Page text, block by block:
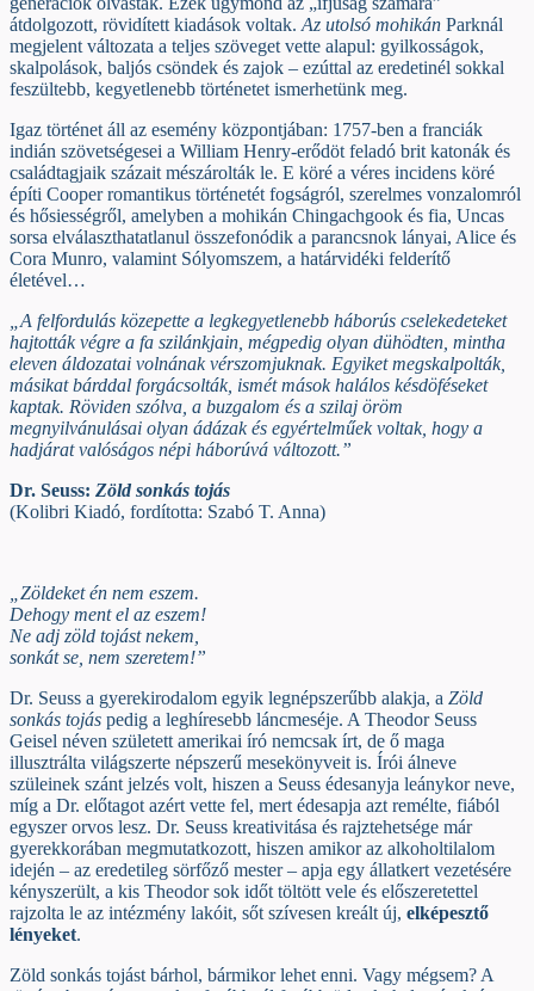
átdolgozott, rövidített kiadások voltak. Az utolsó mohikán Parknál
megjelent változata a teljes szöveget vette alapul: gyilkosságok,
skalpolások, baljós csöndek és zajok – ezúttal az eredetinél sokkal
feszültebb, kegyetlenebb történetet ismerhetünk meg.
Igaz történet áll az esemény központjában: 1757-ben a franciák
indián szövetségesei a William Henry-erődöt feladó brit katonák és
családtagjaik százait mészárolták le. E köré a véres incidens köré
építi Cooper romantikus történetét fogságról, szerelmes vonzalomról
és hősiességről, amelyben a mohikán Chingachgook és fia, Uncas
sorsa elválaszthatatlanul összefonódik a parancsnok lányai, Alice és
Cora Munro, valamint Sólyomszem, a határvidéki felderítő
életével…
„A felfordulás közepette a legkegyetlenebb háborús cselekedeteket
hajtották végre a fa szilánkjain, mégpedig olyan dühödten, mintha
eleven áldozatai volnának vérszomjuknak. Egyiket megskalpolták,
másikat bárddal forgácsolták, ismét mások halálos késdöféseket
kaptak. Röviden szólva, a buzgalom és a szilaj öröm
megnyilvánulásai olyan ádázak és egyértelműek voltak, hogy a
hadjárat valóságos népi háborúvá változott.”
Dr. Seuss: Zöld sonkás tojás
(Kolibri Kiadó, fordította: Szabó T. Anna)
„Zöldeket én nem eszem.
Dehogy ment el az eszem!
Ne adj zöld tojást nekem,
sonkát se, nem szeretem!”
Dr. Seuss a gyerekirodalom egyik legnépszerűbb alakja, a Zöld
sonkás tojás pedig a leghíresebb láncmeséje. A Theodor Seuss
Geisel néven született amerikai író nemcsak írt, de ő maga
illusztrálta világszerte népszerű mesekönyveit is. Írói álneve
szüleinek szánt jelzés volt, hiszen a Seuss édesanyja leánykor neve,
míg a Dr. előtagot azért vette fel, mert édesapja azt remélte, fiából
egyszer orvos lesz. Dr. Seuss kreativitása és rajztehetsége már
gyerekkorában megmutatkozott, hiszen amikor az alkoholtilalom
idején – az eredetileg sörfőző mester – apja egy állatkert vezetésére
kényszerült, a kis Theodor sok időt töltött vele és előszeretettel
rajzolta le az intézmény lakóit, sőt szívesen kreált új, elképesztő
lényeket.
Zöld sonkás tojást bárhol, bármikor lehet enni. Vagy mégsem? A